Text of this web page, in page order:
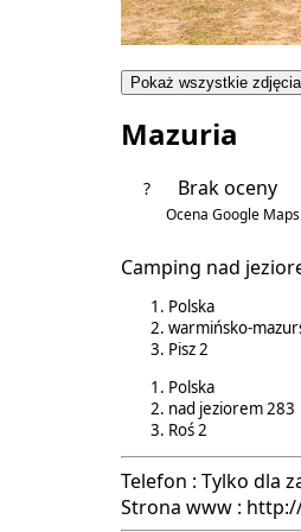
Pokaż wszystkie zdjęcia
Mazuria
? Brak oceny
Ocena Google Maps
Camping nad
Polska
warmińsko-
Pisz2
Polska
nad jeziorem283
Roś2
Telefon : Tylko dla
Strona www :